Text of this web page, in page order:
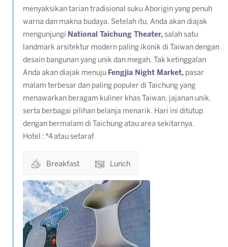
menyaksikan tarian tradisional suku Aborigin yang penuh
warna dan makna budaya. Setelah itu, Anda akan diajak
mengunjungi National Taichung Theater, salah satu
landmark arsitektur modern paling ikonik di Taiwan dengan
desain bangunan yang unik dan megah. Tak ketinggalan
Anda akan diajak menuju Fengjia Night Market, pasar
malam terbesar dan paling populer di Taichung yang
menawarkan beragam kuliner khas Taiwan, jajanan unik,
serta berbagai pilihan belanja menarik. Hari ini ditutup
dengan bermalam di Taichung atau area sekitarnya.
Hotel : *4 atau setaraf
Breakfast Lunch